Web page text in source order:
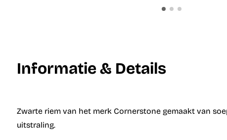
Informatie & Details
Zwarte riem van het merk Cornerstone gemaakt van
uitstraling.